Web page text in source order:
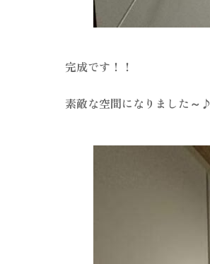
完成です！！
素敵な空間になりました～♪